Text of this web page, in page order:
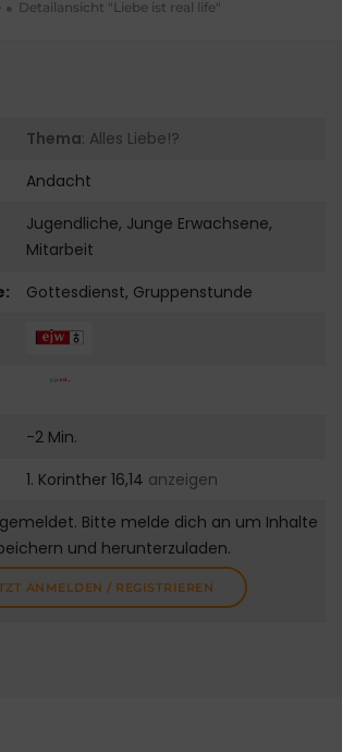
Detailansicht "Liebe ist real life"
Thema: Alles Liebe!?
Andacht
Jugendliche, Junge Erwachsene,
Mitarbeit
Gottesdienst, Gruppenstunde
-2 Min.
1. Korinther 16,14 anzeigen
Bitte melde dich an um Inhalte
und herunterzuladen.
ANMELDEN / REGISTRIEREN